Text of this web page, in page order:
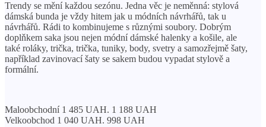
Trendy se mění každou sezónu. Jedna věc je neměnná: stylová
dámská bunda je vždy hitem jak u módních návrhářů, tak u
návrhářů. Rádi to kombinujeme s různými soubory. Dobrým
doplňkem saka jsou nejen módní dámské halenky a košile, ale
také roláky, trička, trička, tuniky, body, svetry a samozřejmě šaty,
například zavinovací šaty se sakem budou vypadat stylově a
formální.
Maloobchodní 1 485 UAH. 1 188 UAH
Velkoobchod 1 040 UAH. 998 UAH